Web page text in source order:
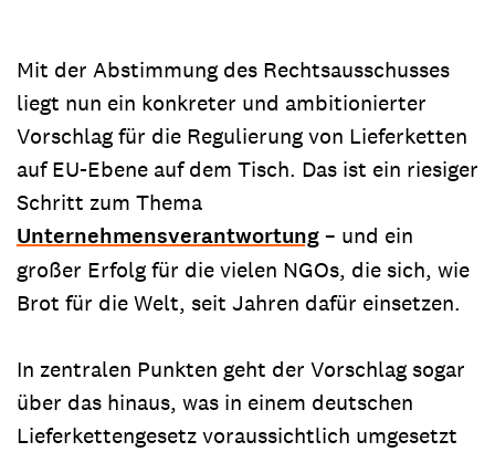
Mit der Abstimmung des Rechtsausschusses
liegt nun ein konkreter und ambitionierter
Vorschlag für die Regulierung von Lieferketten
auf EU-Ebene auf dem Tisch. Das ist ein riesiger
Schritt zum Thema
Unternehmensverantwortung– und ein
großer Erfolg für die vielen NGOs, die sich, wie
Brot für die Welt, seit Jahren dafür einsetzen.
In zentralen Punkten geht der Vorschlag sogar
über das hinaus, was in einem deutschen
Lieferkettengesetz voraussichtlich umgesetzt